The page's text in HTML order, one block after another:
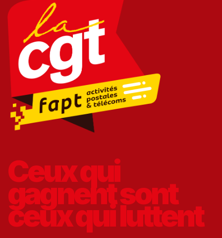
Ceux qui
gagnentsont
ceux quiluttent